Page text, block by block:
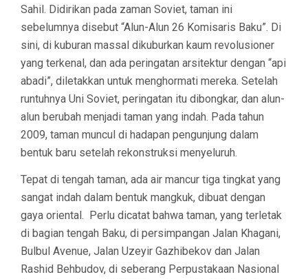
Sahil. Didirikan pada zaman Soviet, taman ini
sebelumnya disebut “Alun-Alun 26 Komisaris Baku”. Di
sini, di kuburan massal dikuburkan kaum revolusioner
yang terkenal, dan ada peringatan arsitektur dengan “api
abadi”, diletakkan untuk menghormati mereka. Setelah
runtuhnya Uni Soviet, peringatan itu dibongkar, dan alun-
alun berubah menjadi taman yang indah. Pada tahun
2009, taman muncul di hadapan pengunjung dalam
bentuk baru setelah rekonstruksi menyeluruh.
Tepat di tengah taman, ada air mancur tiga tingkat yang
sangat indah dalam bentuk mangkuk, dibuat dengan
gaya oriental. Perlu dicatat bahwa taman, yang terletak
di bagian tengah Baku, di persimpangan Jalan Khagani,
Bulbul Avenue, Jalan Uzeyir Gazhibekov dan Jalan
Rashid Behbudov, di seberang Perpustakaan Nasional